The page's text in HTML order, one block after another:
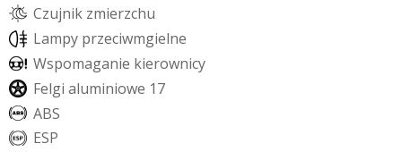
Czujnik zmierzchu
Lampy przeciwmgielne
Wspomaganie kierownicy
Felgi aluminiowe 17
ABS
ESP